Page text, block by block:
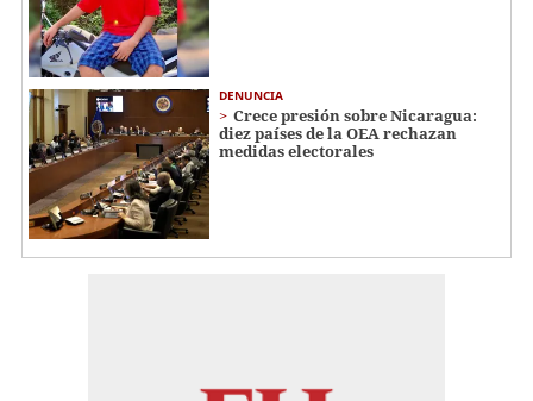
DENUNCIA
Crece presión sobre Nicaragua:
diez países de la OEA rechazan
medidas electorales